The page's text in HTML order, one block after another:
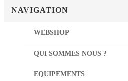
NAVIGATION
WEBSHOP
QUI SOMMES NOUS ?
EQUIPEMENTS